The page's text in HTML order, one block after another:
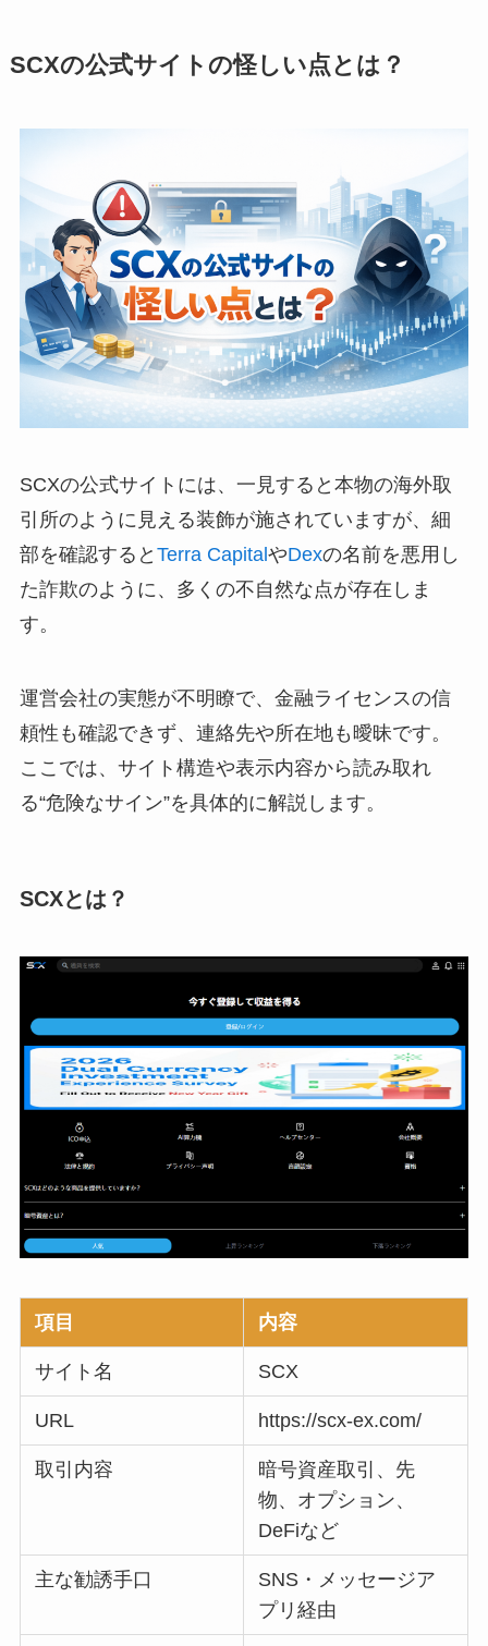
SCXの公式サイトの怪しい点とは？
SCXの公式サイトには、一見すると本物の海外取
引所のように見える装飾が施されていますが、細
部を確認すると Terra CapitalやDexの名前を悪用し
た詐欺のように、多くの不自然な点が存在しま
す。
運営会社の実態が不明瞭で、金融ライセンスの信
頼性も確認できず、連絡先や所在地も曖昧です。
ここでは、サイト構造や表示内容から読み取れ
る“危険なサイン”を具体的に解説します。
SCXとは？
項目 内容
サイト名 SCX
URL https://scx-ex.com/
取引内容
暗号資産取引、先
物、オプション、
DeFiなど
主な勧誘手口
SNS・メッセージア
プリ経由